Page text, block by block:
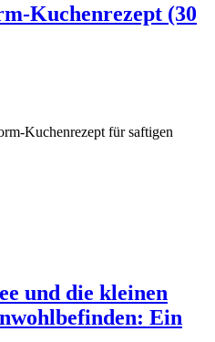
Kuchenrezept (30
Kuchenrezept für saftigen
und die kleinen
Ein